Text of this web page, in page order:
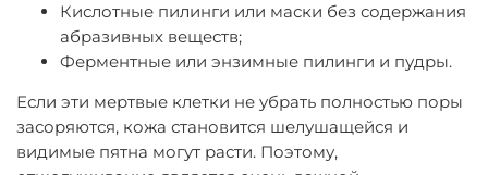
Кислотные пилинги или маски без содержания
абразивных веществ;
Ферментные или энзимные пилинги и пудры.
Если эти мертвые клетки не убрать полностью поры
засоряются, кожа становится шелушащейся и
видимые пятна могут расти. Поэтому,